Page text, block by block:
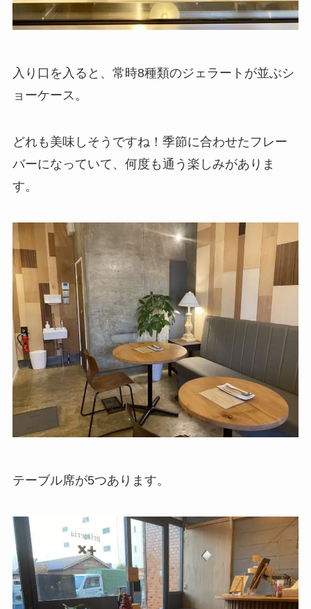
入り口を入ると、常時8種類のジェラートが並ぶシ
ョーケース。
どれも美味しそうですね！季節に合わせたフレー
バーになっていて、何度も通う楽しみがありま
す。
テーブル席が5つあります。